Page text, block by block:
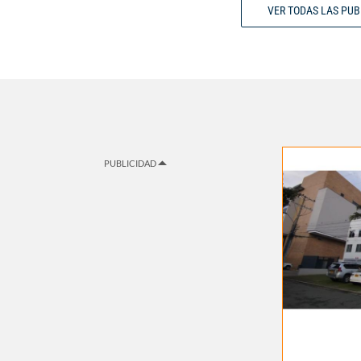
VER TODAS LAS
PUBLICIDAD